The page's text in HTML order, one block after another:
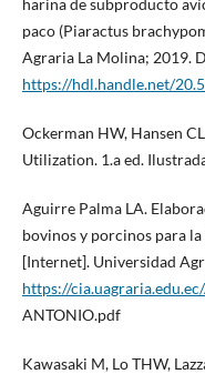
paco (Piaractus
Agraria La Molina; 2019.
https://hdl.handle.net/
Ockerman HW, Hansen
Utilization. 1.a ed.
Aguirre Palma LA.
bovinos y porcinos para
[Internet]. Universidad
https://
ANTONIO.pdf
Kawasaki M, Lo THW,